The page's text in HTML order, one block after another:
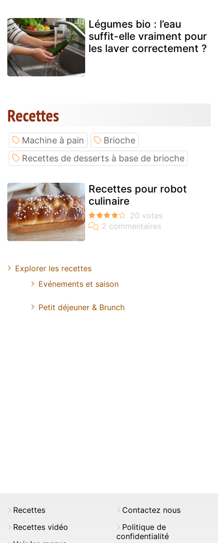
Légumes bio : l’eau
suffit-elle vraiment pour
les laver correctement ?
Recettes
Machine à pain
Brioche
Recettes de desserts à base de brioche
Recettes pour robot
culinaire
Explorer les recettes
Evénements et saison
Petit déjeuner & Brunch
Recettes
Recettes vidéo
Contactez nous
Politique de
confidentialité